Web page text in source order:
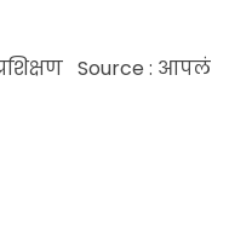
प्रशिक्षण Source : आपलं